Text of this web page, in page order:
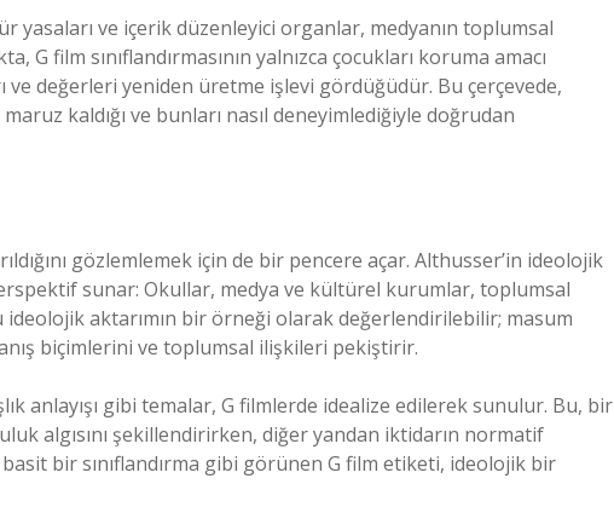
ve içerik düzenleyici organlar, medyanın toplumsal
film sınıflandırmasının yalnızca çocukları koruma amacı
ve değerleri yeniden üretme işlevi gördüğüdür. Bu çerçevede,
kaldığı ve bunları nasıl deneyimlediğiyle doğrudan
gözlemlemek için de bir pencere açar. Althusser’in ideolojik
sunar: Okullar, medya ve kültürel kurumlar, toplumsal
aktarımın bir örneği olarak değerlendirilebilir; masum
biçimlerini ve toplumsal ilişkileri pekiştirir.
anlayışı gibi temalar, G filmlerde idealize edilerek sunulur. Bu, bir
algısını şekillendirirken, diğer yandan iktidarın normatif
bir sınıflandırma gibi görünen G film etiketi, ideolojik bir